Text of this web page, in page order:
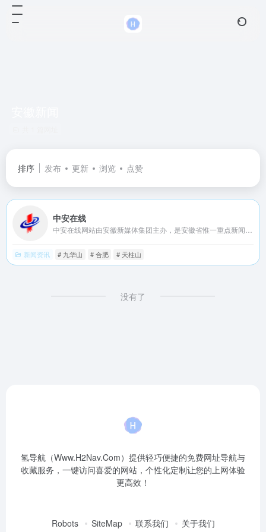
排序 发布 更新 浏览 点赞
中安在线
新闻资讯 # 九华山 # 合肥 # 天柱山
没有了
氢导航（Www.H2Nav.Com）提供轻巧便捷的免费网址导航与
收藏服务，一键访问喜爱的网站，个性化定制让您的上网体验
更高效！
Robots SiteMap 联系我们 关于我们